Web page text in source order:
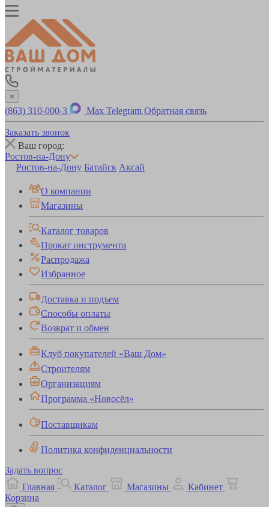
×
(863) 310-000-3 Max Telegram Обратная связь
Заказать звонок
Ваш город:
Ростов-на-Дону
Ростов-на-Дону Батайск Аксай
О компании
Магазины
Каталог товаров
Прокат инструмента
Распродажа
Избранное
Доставка и подъем
Способы оплаты
Возврат и обмен
Клуб покупателей «Ваш Дом»
Строителям
Организациям
Программа «Новосёл»
Поставщикам
Политика конфиденциальности
Задать вопрос
Главная
Каталог Магазины
Кабинет
Корзина